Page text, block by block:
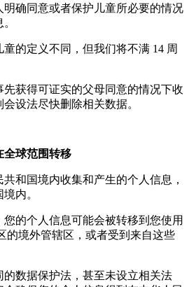
确同意或者保护儿童所必要的情况
的定义不同，但我们将不满 14 周
获得可证实的父母同意的情况下收
设法尽快删除相关数据。
全球范围转移
和国境内收集和产生的个人信息，
内。
的个人信息可能会被转移到您使用
的境外管辖区，或者受到来自这些
数据保护法，甚至未设立相关法